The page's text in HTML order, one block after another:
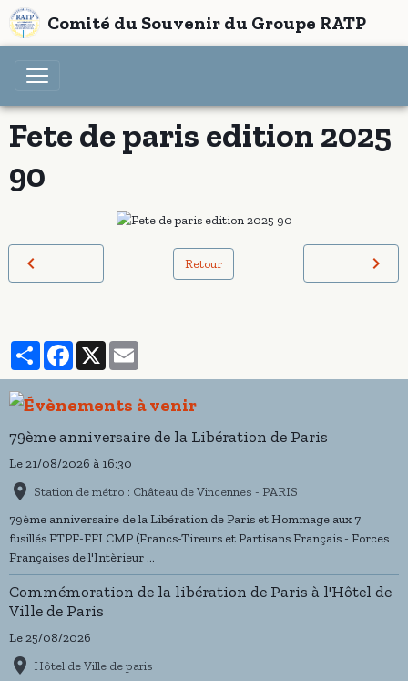
Comité du Souvenir du Groupe RATP
Fete de paris edition 2025
90
Retour
PartagerFacebook
X
79ème anniversaire de la Libération de Paris
Le 21/08/2026 à 16:30
Station de métro : Château de Vincennes - PARIS
79ème anniversaire de la Libération de Paris et Hommage aux 7
fusillés FTPF-FFI CMP (Francs-Tireurs et Partisans Français - Forces
Françaises de l'Intèrieur ...
Commémoration de la libération de Paris à l'Hôtel de
Ville de Paris
Le 25/08/2026
Hôtel de Ville de paris